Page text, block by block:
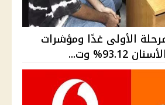
الأولى غدًا ومؤشرات